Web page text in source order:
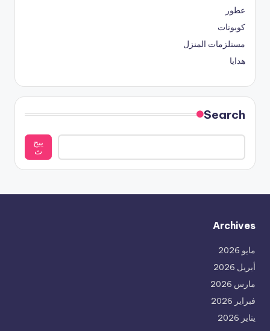
عطور
كوبونات
مستلزمات المنزل
هدايا
Search
يبح
ث
Archives
مايو 2026
أبريل 2026
مارس 2026
فبراير 2026
يناير 2026